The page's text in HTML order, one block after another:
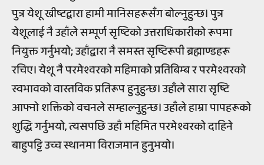
पुत्र येशू ख्रीष्टद्वारा हामी मानिसहरूसँग बोल्नुहुन्छ। पुत्र
येशूलाई नै उहाँले सम्पूर्ण सृष्टिको उत्तराधिकारीको रूपमा
नियुक्त गर्नुभयो; उहाँद्वारा नै समस्त सृष्टिरूपी ब्रह्माण्डहरू
रचिए। येशू नै परमेश्वरको महिमाको प्रतिबिम्ब र परमेश्वरको
स्वभावको वास्तविक प्रतिरूप हुनुहुन्छ। उहाँले सारा सृष्टि
आफ्नो शक्तिको वचनले सम्हाल्नुहुन्छ। उहाँले हाम्रा पापहरूको
शुद्धि गर्नुभयो, त्यसपछि उहाँ महिमित परमेश्वरको दाहिने
बाहुपट्टि उच्च स्थानमा विराजमान हुनुभयो।